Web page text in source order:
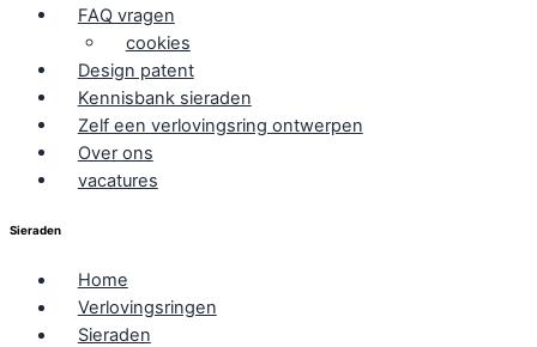
FAQ vragen
cookies
Design patent
Kennisbank sieraden
Zelf een verlovingsring ontwerpen
Over ons
vacatures
Sieraden
Home
Verlovingsringen
Sieraden